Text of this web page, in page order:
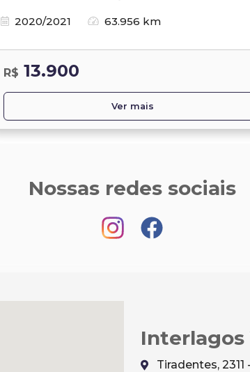
2020/2021
63.956 km
R$ 13.900
Ver mais
Nossas redes sociais
Interlagos
Tiradentes,